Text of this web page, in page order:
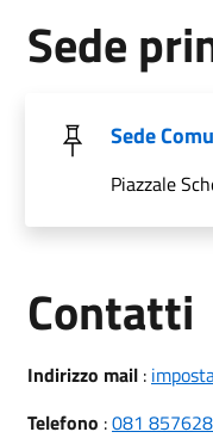
Sede
Sede
Piazzale
Contatti
Indirizzo mail:
Telefono :081